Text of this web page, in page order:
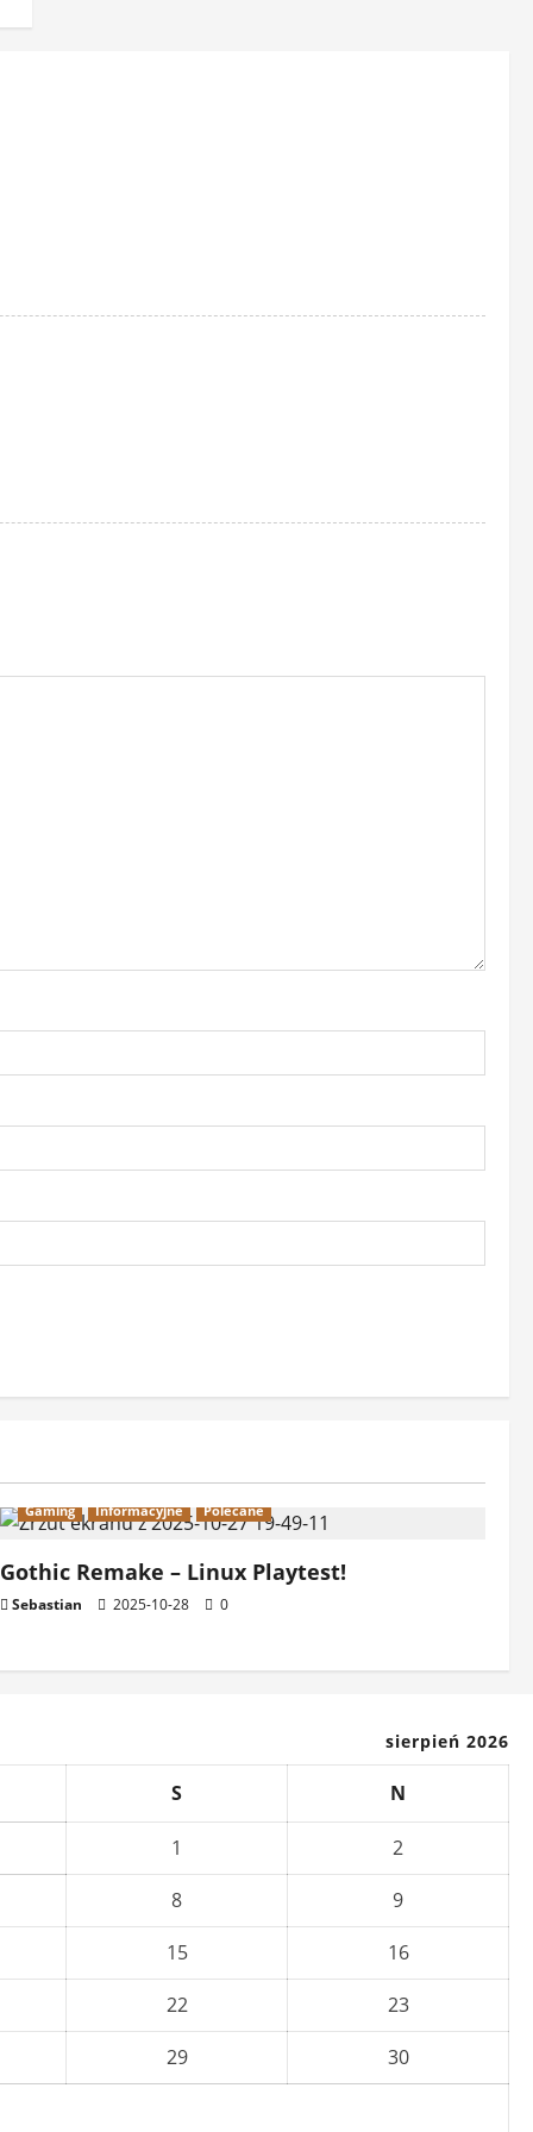
Gaming Informacyjne Polecane
Gothic Remake – Linux Playtest!
Sebastian 2025-10-28 0
sierpień 2026
S N
1
2
8
9
15
16
22
23
29
30